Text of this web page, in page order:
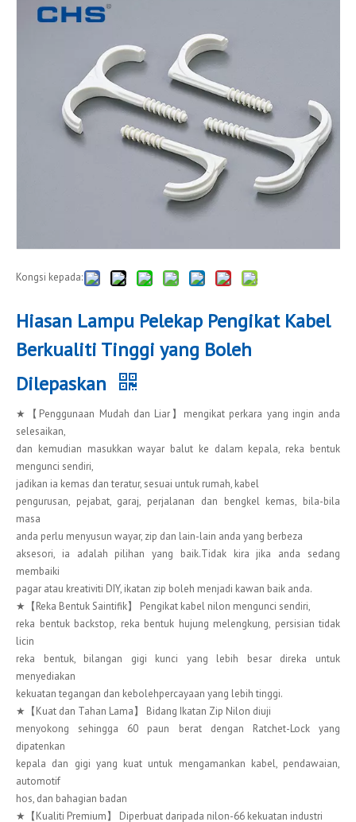
Kongsi kepada:
Hiasan Lampu Pelekap Pengikat Kabel
Berkualiti Tinggi yang Boleh
Dilepaskan
★【Penggunaan Mudah dan Liar】mengikat perkara yang ingin anda
selesaikan,
dan kemudian masukkan wayar balut ke dalam kepala, reka bentuk
mengunci sendiri,
jadikan ia kemas dan teratur, sesuai untuk rumah, kabel
pengurusan, pejabat, garaj, perjalanan dan bengkel kemas, bila-bila
masa
anda perlu menyusun wayar, zip dan lain-lain anda yang berbeza
aksesori, ia adalah pilihan yang baik.Tidak kira jika anda sedang
membaiki
pagar atau kreativiti DIY, ikatan zip boleh menjadi kawan baik anda.
★【Reka Bentuk Saintifik】 Pengikat kabel nilon mengunci sendiri,
reka bentuk backstop, reka bentuk hujung melengkung, persisian tidak
licin
reka bentuk, bilangan gigi kunci yang lebih besar direka untuk
menyediakan
kekuatan tegangan dan kebolehpercayaan yang lebih tinggi.
★【Kuat dan Tahan Lama】 Bidang Ikatan Zip Nilon diuji
menyokong sehingga 60 paun berat dengan Ratchet-Lock yang
dipatenkan
kepala dan gigi yang kuat untuk mengamankan kabel, pendawaian,
automotif
hos, dan bahagian badan
★【Kualiti Premium】 Diperbuat daripada nilon-66 kekuatan industri